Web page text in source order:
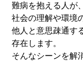
難病を抱える人が、
社会の理解や環境
他人と意思疎通す
存在します。
そんなシーンを解